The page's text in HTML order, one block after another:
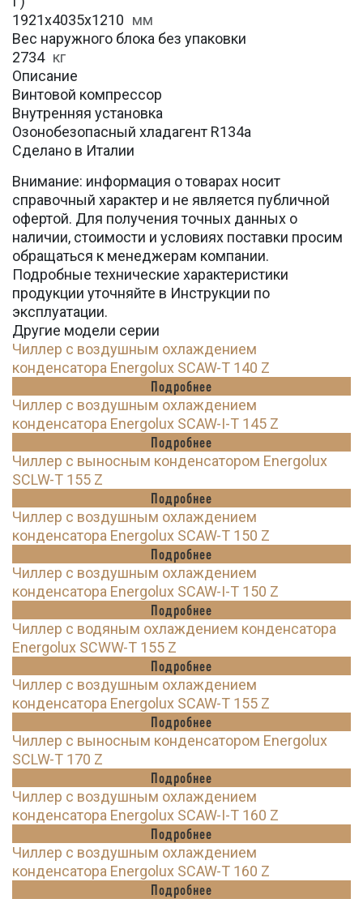
1921x4035x1210 мм
Вес наружного блока без упаковки
2734 кг
Описание
Винтовой компрессор
Внутренняя установка
Озонобезопасный хладагент R134a
Сделано в Италии
Внимание: информация о товарах носит
справочный характер и не является публичной
офертой. Для получения точных данных о
наличии, стоимости и условиях поставки просим
обращаться к менеджерам компании.
Подробные технические характеристики
продукции уточняйте в Инструкции по
эксплуатации.
Другие модели серии
Чиллер с воздушным охлаждением
конденсатора Energolux SCAW-T 140 Z
Подробнее
Чиллер с воздушным охлаждением
конденсатора Energolux SCAW-I-T 145 Z
Подробнее
Чиллер с выносным конденсатором Energolux
SCLW-T 155 Z
Подробнее
Чиллер с воздушным охлаждением
конденсатора Energolux SCAW-T 150 Z
Подробнее
Чиллер с воздушным охлаждением
конденсатора Energolux SCAW-I-T 150 Z
Подробнее
Чиллер с водяным охлаждением конденсатора
Energolux SCWW-T 155 Z
Подробнее
Чиллер с воздушным охлаждением
конденсатора Energolux SCAW-T 155 Z
Подробнее
Чиллер с выносным конденсатором Energolux
SCLW-T 170 Z
Подробнее
Чиллер с воздушным охлаждением
конденсатора Energolux SCAW-I-T 160 Z
Подробнее
Чиллер с воздушным охлаждением
конденсатора Energolux SCAW-T 160 Z
Подробнее